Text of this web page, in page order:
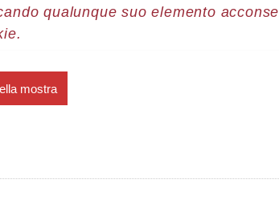
qualunque suo elemento
mostra